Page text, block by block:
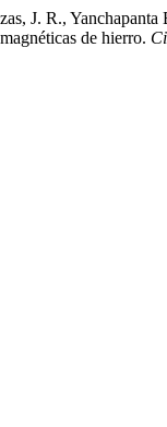
J. R.,
de hierro.